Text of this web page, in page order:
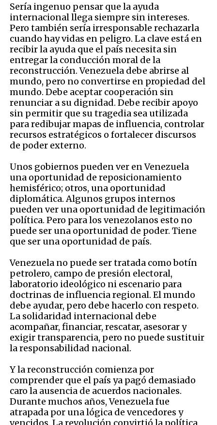
Sería ingenuo pensar que la ayuda
internacional llega siempre sin intereses.
Pero también sería irresponsable rechazarla
cuando hay vidas en peligro. La clave está en
recibir la ayuda que el país necesita sin
entregar la conducción moral de la
reconstrucción. Venezuela debe abrirse al
mundo, pero no convertirse en propiedad del
mundo. Debe aceptar cooperación sin
renunciar a su dignidad. Debe recibir apoyo
sin permitir que su tragedia sea utilizada
para redibujar mapas de influencia, controlar
recursos estratégicos o fortalecer discursos
de poder externo.
Unos gobiernos pueden ver en Venezuela
una oportunidad de reposicionamiento
hemisférico; otros, una oportunidad
diplomática. Algunos grupos internos
pueden ver una oportunidad de legitimación
política. Pero para los venezolanos esto no
puede ser una oportunidad de poder. Tiene
que ser una oportunidad de país.
Venezuela no puede ser tratada como botín
petrolero, campo de presión electoral,
laboratorio ideológico ni escenario para
doctrinas de influencia regional. El mundo
debe ayudar, pero debe hacerlo con respeto.
La solidaridad internacional debe
acompañar, financiar, rescatar, asesorar y
exigir transparencia, pero no puede sustituir
la responsabilidad nacional.
Y la reconstrucción comienza por
comprender que el país ya pagó demasiado
caro la ausencia de acuerdos nacionales.
Durante muchos años, Venezuela fue
atrapada por una lógica de vencedores y
vencidos. La revolución convirtió la política